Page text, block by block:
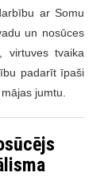
ar Somu
un nosūces
virtuves tvaika
padarīt īpaši
jumtu.